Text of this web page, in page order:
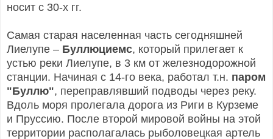
носит с 30-х гг.
Самая старая населенная часть сегодняшней
Лиелупе – Буллюциемс, который прилегает к
устью реки Лиелупе, в 3 км от железнодорожной
станции. Начиная с 14-го века, работал т.н. паром
"Буллю", переправлявший подводы через реку.
Вдоль моря пролегала дорога из Риги в Курземе
и Пруссию. После второй мировой войны на этой
территории располагалась рыболовецкая артель